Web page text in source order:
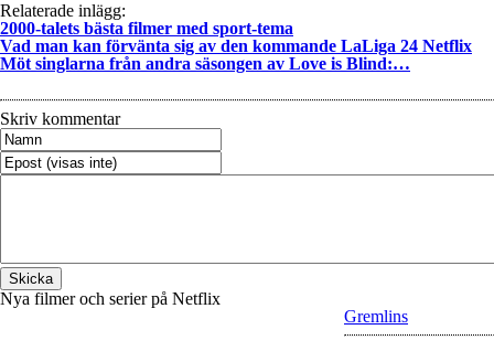
Relaterade inlägg:
2000-talets bästa filmer med sport-tema
Vad man kan förvänta sig av den kommande LaLiga 24 Netflix
Möt singlarna från andra säsongen av Love is Blind:…
Skriv kommentar
Nya filmer och serier på Netflix
Gremlins